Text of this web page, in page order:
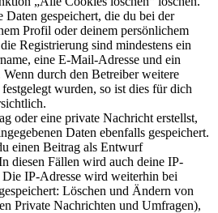
Daten gespeichert, die du bei der
Profil oder deinem persönlichem
Registrierung sind mindestens ein
eine E-Mail-Adresse und ein
durch den Betreiber weitere
wurden, so ist dies für dich
oder eine private Nachricht erstellst,
Daten ebenfalls gespeichert.
einen Beitrag als Entwurf
diesen Fällen wird auch deine IP-
Die IP-Adresse wird weiterhin bei
Löschen und Ändern von
Private Nachrichten und Umfragen),